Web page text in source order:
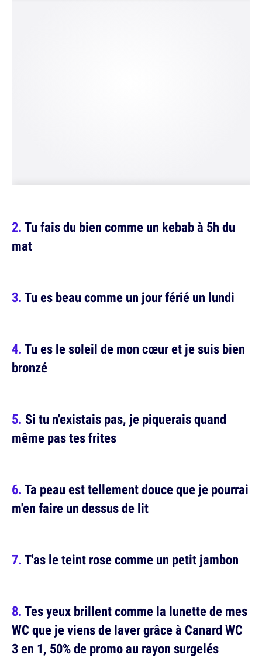
Tu fais du bien comme un kebab à 5h du
mat
Tu es beau comme un jour férié un lundi
Tu es le soleil de mon cœur et je suis bien
bronzé
Si tu n'existais pas, je piquerais quand
même pas tes frites
Ta peau est tellement douce que je pourrai
m'en faire un dessus de lit
T'as le teint rose comme un petit jambon
Tes yeux brillent comme la lunette de mes
WC que je viens de laver grâce à Canard WC
3 en 1, 50% de promo au rayon surgelés